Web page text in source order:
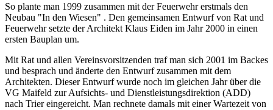
So plante man 1999 zusammen mit der Feuerwehr erstmals den
Neubau "In den Wiesen" . Den gemeinsamen Entwurf von Rat und
Feuerwehr setzte der Architekt Klaus Eiden im Jahr 2000 in einen
ersten Bauplan um.
Mit Rat und allen Vereinsvorsitzenden traf man sich 2001 im Backes
und besprach und änderte den Entwurf zusammen mit dem
Architekten. Dieser Entwurf wurde noch im gleichen Jahr über die
VG Maifeld zur Aufsichts- und Dienstleistungsdirektion (ADD)
nach Trier eingereicht. Man rechnete damals mit einer Wartezeit von